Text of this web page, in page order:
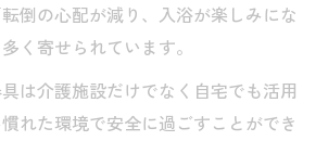
倒の心配が減り、入浴が楽しみにな
く寄せられています。
は介護施設だけでなく自宅でも活用
れた環境で安全に過ごすことができ